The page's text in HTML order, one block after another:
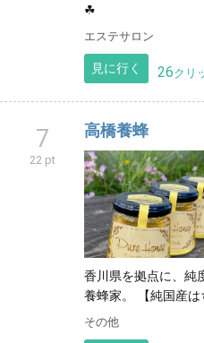
☘
エステサロン
見に行く 26クリ
7
22 pt
高橋養蜂
香川県を拠点に、純
養蜂家。 【純国産は
その他